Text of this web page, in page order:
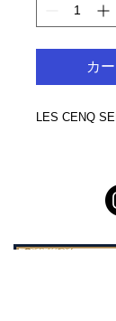
カ
LES CENQ